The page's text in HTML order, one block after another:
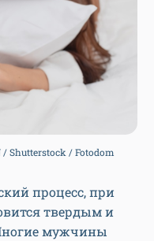
/ Shutterstock / Fotodom
процесс, при
твердым и
мужчины